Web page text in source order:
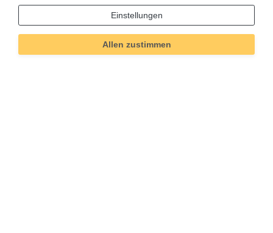
Einstellungen
Allen zustimmen